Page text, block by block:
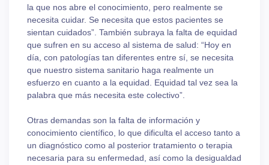
la que nos abre el conocimiento, pero realmente se
necesita cuidar. Se necesita que estos pacientes se
sientan cuidados”. También subraya la falta de equidad
que sufren en su acceso al sistema de salud: “Hoy en
día, con patologías tan diferentes entre sí, se necesita
que nuestro sistema sanitario haga realmente un
esfuerzo en cuanto a la equidad. Equidad tal vez sea la
palabra que más necesita este colectivo”.
Otras demandas son la falta de información y
conocimiento científico, lo que dificulta el acceso tanto a
un diagnóstico como al posterior tratamiento o terapia
necesaria para su enfermedad, así como la desigualdad